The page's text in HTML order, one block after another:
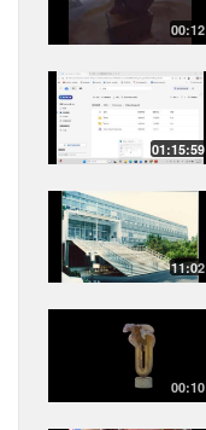
00:12
01:15:59
11:02
00:10